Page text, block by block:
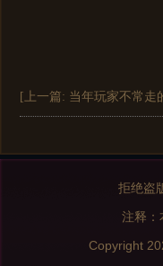
[上一篇: 当年玩家不常走
拒绝盗
注释：
Copyright